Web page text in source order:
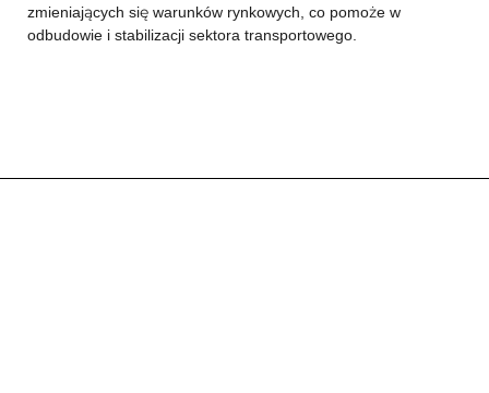
zmieniających się warunków rynkowych, co pomoże w
odbudowie i stabilizacji sektora transportowego.